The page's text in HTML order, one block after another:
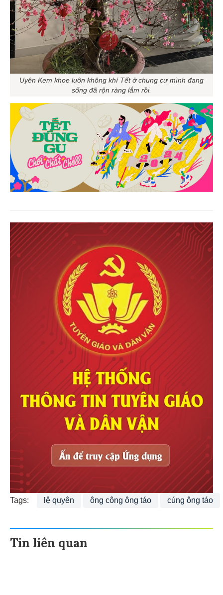
Uyên Kem khoe luôn không khí Tết ở chung cư mình đang
sống đã rộn ràng lắm rồi.
Tags: lệ quyên ông công ông táo cúng ông táo
Tin liên quan